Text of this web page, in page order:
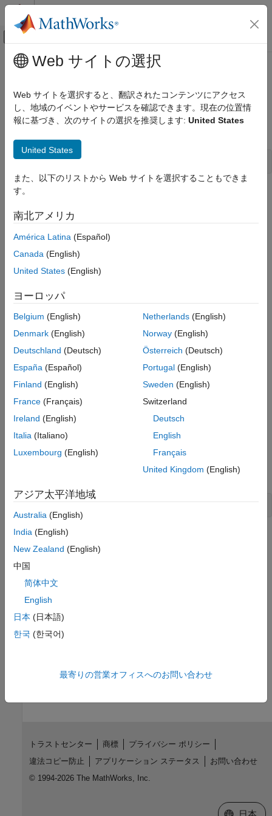
コンテンツへスキップ
オフキャンバス ナビゲーション メ
ドキュメンテーションのホーム
Block and Blockset Authoring
Author Block Algorithms
Author Blocks Using C MEX S-Functions
Configure C/C++ S-Function Features
ssGetSFcnParamUnit
Syntax
Description
Languages
See Also
Version History
メインコンテンツ
ssGetSFcnParamUnit
Get unit of S-function parameter
Since R2024a
UnitId ssGetSFcnParamUnit(SimStruct *S,int_T parIdx);
Arguments
S
port
Index of s-function parameter.
Returns
The unit ID of the parameter specified byparIdx. This ID is
ssRegisterUnitFromExpr
if the input port inherits its unit.
Description
UsessGetSFcnParamUnit
to obtain the unit of a particular input
port.
Languages
C, C++
UnitId id = ssGetSFcnParamUnit(S,0);
See Also
ssRegisterUnitFromExpr
ssSetOutputPortUnit
Version History
Introduced in R2024a
Web サイトの選択
Web サイトを選択すると、翻訳されたコンテンツにアクセス
し、地域のイベントやサービスを確認できます。現在の位置情
報に基づき、次のサイトの選択を推奨します: United States
United States
また、以下のリストから Web サイトを選択することもできま
す。
南北アメリカ
América Latina (Español)
Canada (English)
United States (English)
ヨーロッパ
Belgium (English)
Denmark (English)
Deutschland (Deutsch)
España (Español)
Finland (English)
France (Français)
Ireland (English)
Italia (Italiano)
Luxembourg (English)
Netherlands(English)
Norway(English)
Österreich (Deutsch)
Portugal(English)
Sweden (English)
Switzerland
Deutsch
English
Français
United Kingdom (English)
アジア太平洋地域
Australia (English)
India (English)
New Zealand (English)
中国
简体中文
English
日本 (日本語)
한국 (한국어)
最寄りの営業オフィスへのお問い合わせ
トラストセンター 商標
プライバシー ポリシー
違法コピー防止
アプリケーション ステータス
お問い合わせ
© 1994-2026 The MathWorks, Inc.
Web サイ